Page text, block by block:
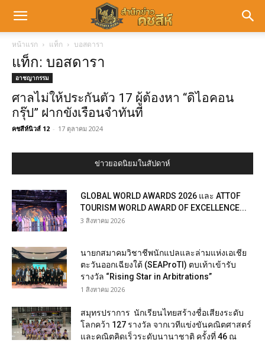
หน้าแรก แท็ก บอสดารา
แท็ก: บอสดารา
อาชญากรรม
ศาลไม่ให้ประกันตัว 17 ผู้ต้องหา “ดิไอคอน
กรุ๊ป” ฝากขังเรือนจำทันที
คชสีห์นิวส์ 12 - 17 ตุลาคม 2024
ข่าวยอดนิยมในสัปดาห์
GLOBAL WORLD AWARDS 2026 และ ATTOF
TOURISM WORLD AWARD OF EXCELLENCE...
3 สิงหาคม 2026
นายกสมาคมวิชาชีพนักแปลและล่ามแห่งเอเชีย
ตะวันออกเฉียงใต้ (SEAProTI) ตบเท้าเข้ารับ
รางวัล “Rising Star in Arbitrations”
1 สิงหาคม 2026
สมุทรปราการ นักเรียนไทยสร้างชื่อเสียงระดับ
โลกคว้า 127 รางวัล จากเวทีแข่งขันคณิตศาสตร์
และคณิตคิดเร็วระดับนานาชาติ ครั้งที่ 46 ณ